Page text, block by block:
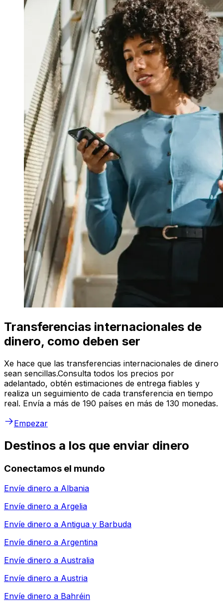
Transferencias internacionales de
dinero, como deben ser
Xe hace que las transferencias internacionales de dinero
sean sencillas.Consulta todos los precios por
adelantado, obtén estimaciones de entrega fiables y
realiza un seguimiento de cada transferencia en tiempo
real. Envía a más de 190 países en más de 130 monedas.
Empezar
Destinos a los que enviar dinero
Conectamos el mundo
Envíe dinero a Albania
Envíe dinero a Argelia
Envíe dinero a Antigua y Barbuda
Envíe dinero a Argentina
Envíe dinero a Australia
Envíe dinero a Austria
Envíe dinero a Bahréin